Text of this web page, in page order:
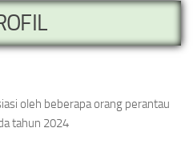
oleh beberapa orang perantau
tahun 2024